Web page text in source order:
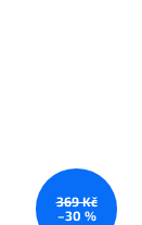
369 Kč
–30 %